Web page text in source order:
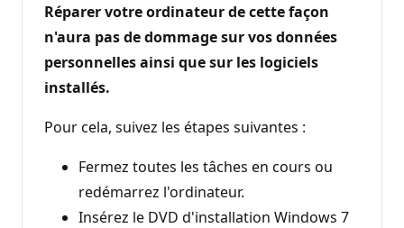
Réparer votre ordinateur de cette façon
n'aura pas de dommage sur vos données
personnelles ainsi que sur les logiciels
installés.
Pour cela, suivez les étapes suivantes :
Fermez toutes les tâches en cours ou
redémarrez l'ordinateur.
Insérez le DVD d'installation Windows 7